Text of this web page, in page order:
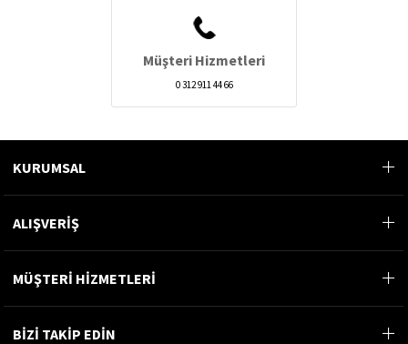
Müşteri Hizmetleri
0 312 911 44 66
KURUMSAL
ALIŞVERİŞ
MÜŞTERİ HİZMETLERİ
BİZİ TAKİP EDİN